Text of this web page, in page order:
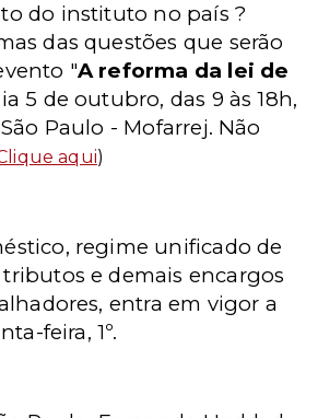
do instituto no país ?
das questões que serão
"A reforma da lei de
5 de outubro, das 9 às 18h,
Paulo - Mofarrej. Não
aqui)
regime unificado de
e demais encargos
entra em vigor a
feira, 1º.